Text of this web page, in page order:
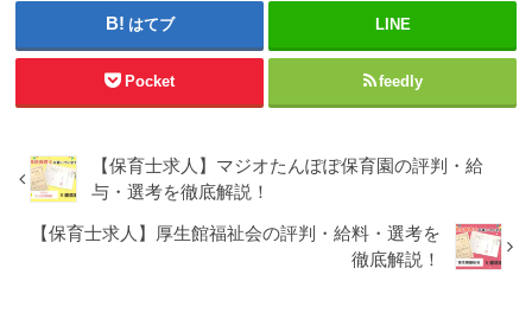
はてブ LINE
Pocket feedly
【保育士求人】マジオたんぽぽ保育園の評判・給
与・選考を徹底解説！
【保育士求人】厚生館福祉会の評判・給料・選考を
徹底解説！